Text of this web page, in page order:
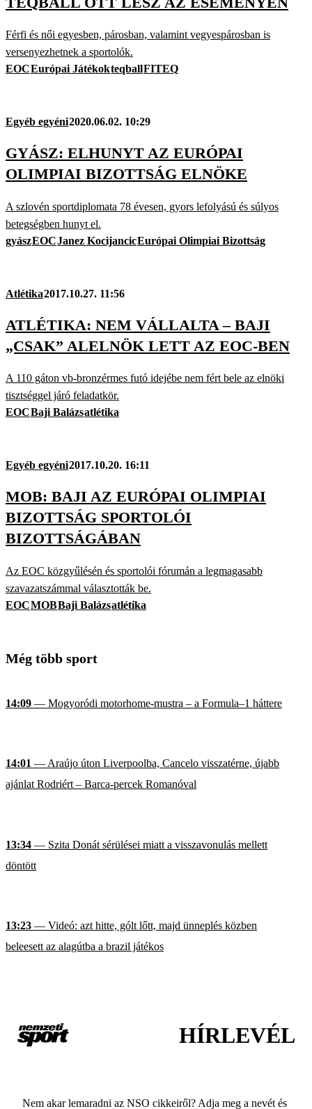
Férfi és női egyesben, párosban, valamint vegyespárosban is
versenyezhetnek a sportolók.
EOCEurópai JátékokteqballFITEQ
Egyéb egyéni2020.06.02. 10:29
GYÁSZ: ELHUNYT AZ EURÓPAI
OLIMPIAI BIZOTTSÁG ELNÖKE
A szlovén sportdiplomata 78 évesen, gyors lefolyású és súlyos
betegségben hunyt el.
gyászEOCJanez KocijancicEurópai Olimpiai Bizottság
Atlétika2017.10.27. 11:56
ATLÉTIKA: NEM VÁLLALTA – BAJI
„CSAK” ALELNÖK LETT AZ EOC-BEN
A 110 gáton vb-bronzérmes futó idejébe nem fért bele az elnöki
tisztséggel járó feladatkör.
EOCBaji Balázsatlétika
Egyéb egyéni2017.10.20. 16:11
MOB: BAJI AZ EURÓPAI OLIMPIAI
BIZOTTSÁG SPORTOLÓI
BIZOTTSÁGÁBAN
Az EOC közgyűlésén és sportolói fórumán a legmagasabb
szavazatszámmal választották be.
EOCMOBBaji Balázsatlétika
Még több sport
14:09 — Mogyoródi motorhome-mustra – a Formula–1 háttere
14:01 — Araújo úton Liverpoolba, Cancelo visszatérne, újabb
ajánlat Rodriért – Barca-percek Romanóval
13:34 — Szita Donát sérülései miatt a visszavonulás mellett
döntött
13:23 — Videó: azt hitte, gólt lőtt, majd ünneplés közben
beleesett az alagútba a brazil játékos
HÍRLEVÉL
Nem akar lemaradni az NSO cikkeiről? Adja meg a nevét és